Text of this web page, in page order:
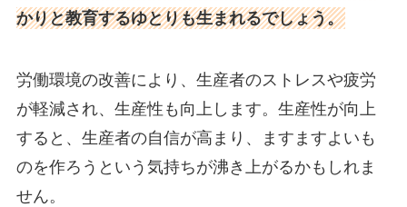
かりと教育するゆとりも生まれるでしょう。
労働環境の改善により、生産者のストレスや疲労
が軽減され、生産性も向上します。生産性が向上
すると、生産者の自信が高まり、ますますよいも
のを作ろうという気持ちが沸き上がるかもしれま
せん。